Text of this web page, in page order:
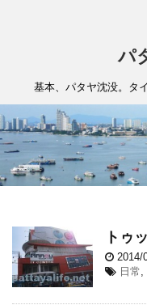
パ
基本、パタヤ沈没。タ
トゥ
2014/
日常,